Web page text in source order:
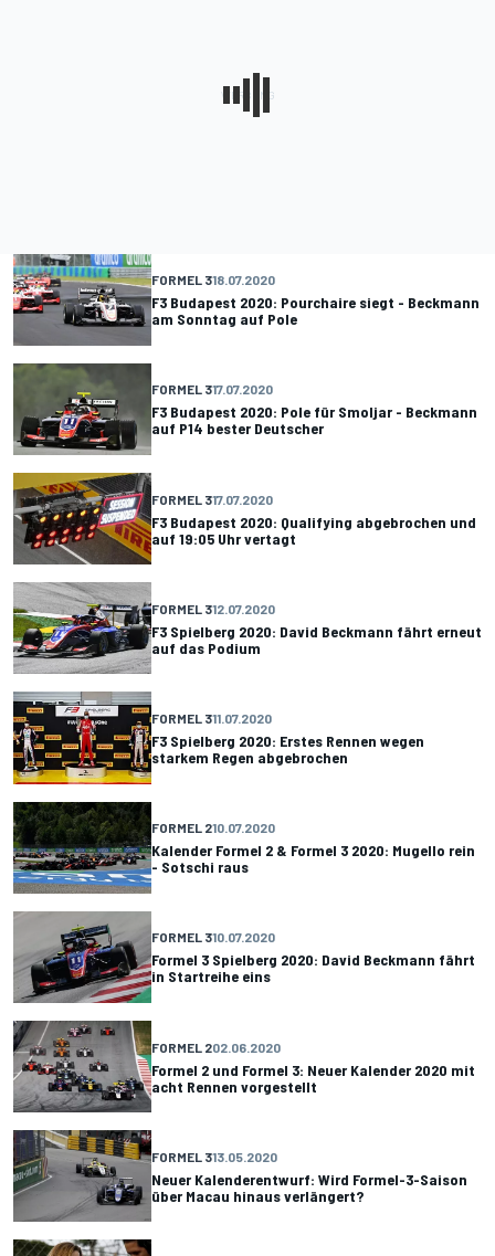
FORMEL 318.07.2020
F3 Budapest 2020: Pourchaire siegt - Beckmann
am Sonntag auf Pole
FORMEL 317.07.2020
F3 Budapest 2020: Pole für Smoljar - Beckmann
auf P14 bester Deutscher
FORMEL 317.07.2020
F3 Budapest 2020: Qualifying abgebrochen und
auf 19:05 Uhr vertagt
FORMEL 312.07.2020
F3 Spielberg 2020: David Beckmann fährt erneut
auf das Podium
FORMEL 311.07.2020
F3 Spielberg 2020: Erstes Rennen wegen
starkem Regen abgebrochen
FORMEL 210.07.2020
Kalender Formel 2 & Formel 3 2020: Mugello rein
- Sotschi raus
FORMEL 310.07.2020
Formel 3 Spielberg 2020: David Beckmann fährt
in Startreihe eins
FORMEL 202.06.2020
Formel 2 und Formel 3: Neuer Kalender 2020 mit
acht Rennen vorgestellt
FORMEL 313.05.2020
Neuer Kalenderentwurf: Wird Formel-3-Saison
über Macau hinaus verlängert?